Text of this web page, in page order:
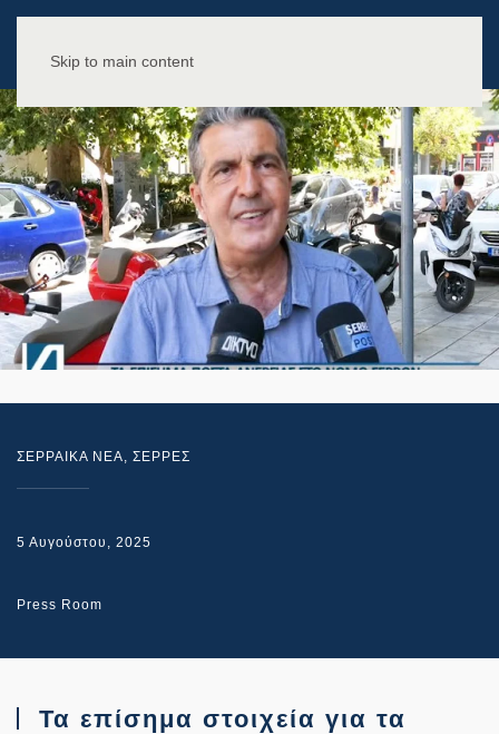
Skip to main content
ΣΕΡΡΑΙΚΑ ΝΕΑ, ΣΕΡΡΕΣ
5 Αυγούστου, 2025
Press Room
Τα επίσημα στοιχεία για τα